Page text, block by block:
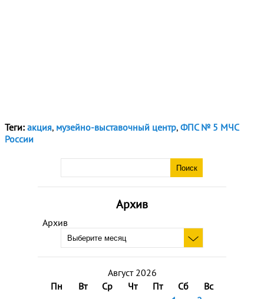
Архив
Архив
Август 2026
Пн
Вт Ср Чт Пт Сб
Вс
Теги: акция, музейно-выставочный центр, ФПС № 5 МЧС
России